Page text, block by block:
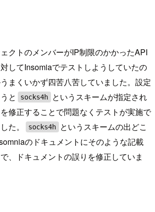
クトのメンバーがIP制限のかかったAPI
してInsomiaでテストしようしていたの
まくいかず四苦八苦していました。設定
と
socks4h
というスキームが指定され
修正することで問題なくテストが実施で
た。
socks4h
というスキームの出どこ
のドキュメントにそのような記載
、ドキュメントの誤りを修正していま